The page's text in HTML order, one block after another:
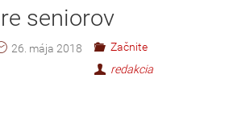
seniorov
26. mája 2018
Začnite
redakcia